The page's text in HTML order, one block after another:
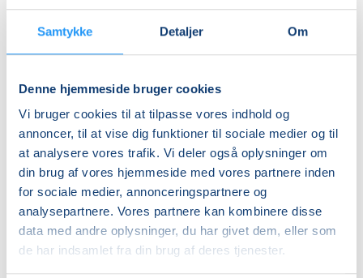
Samtykke Detaljer Om
Denne hjemmeside bruger cookies
Vi bruger cookies til at tilpasse vores indhold og
annoncer, til at vise dig funktioner til sociale medier og til
at analysere vores trafik. Vi deler også oplysninger om
din brug af vores hjemmeside med vores partnere inden
for sociale medier, annonceringspartnere og
analysepartnere. Vores partnere kan kombinere disse
data med andre oplysninger, du har givet dem, eller som
de har indsamlet fra din brug af deres tjenester.
DKK 759,00
Studerende-KBH
Studerende-FRB
DKK 759,00
Unge (18-25 år)-KBH
DKK 745,00
Info
Nummer
903800